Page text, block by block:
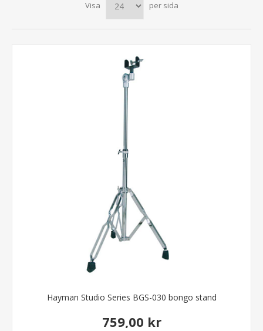
Visa per sida
Hayman Studio Series BGS-030 bongo stand
759,00 kr